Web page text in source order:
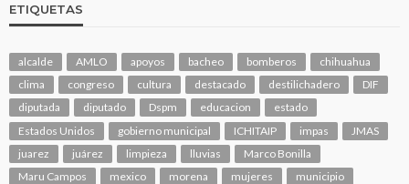
ETIQUETAS
alcalde AMLO apoyos bacheo bomberos
chihuahua
clima
congreso cultura destacado destilichadero
DIF
diputada
diputado Dspm educacion
estado
Estados Unidos
gobierno municipal ICHITAIP impas
JMAS
juarez
juárez limpieza lluvias
Marco Bonilla
Maru Campos
mexico morena mujeres
municipio